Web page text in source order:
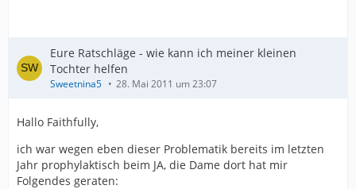
Eure Ratschläge - wie kann ich meiner kleinen
Tochter helfen
Sweetnina5 28. Mai 2011 um 23:07
Hallo Faithfully,
ich war wegen eben dieser Problematik bereits im letzten
Jahr prophylaktisch beim JA, die Dame dort hat mir
Folgendes geraten: